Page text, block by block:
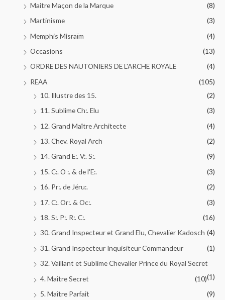
Maitre Maçon de la Marque
(8)
Martinisme
(3)
Memphis Misraïm
(4)
Occasions
(13)
ORDRE DES NAUTONIERS DE L'ARCHE ROYALE
(4)
REAA
(105)
10. Illustre des 15.
(2)
11. Sublime Ch:. Elu
(3)
12. Grand Maître Architecte
(4)
13. Chev. Royal Arch
(2)
14. Grand E:. V:. S:.
(9)
15. C:. O :. & de l'E:.
(3)
16. Pr:. de Jéru:.
(2)
17. C:. Or:. & Oc:.
(3)
18. S:. P:. R:. C:.
(16)
30. Grand Inspecteur et Grand Elu, Chevalier Kadosch (4)
31. Grand Inspecteur Inquisiteur Commandeur
(1)
32. Vaillant et Sublime Chevalier Prince du Royal Secret
(1)
4. Maître Secret
(10)
5. Maître Parfait
(9)